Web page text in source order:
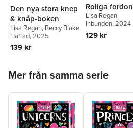
Den nya stora knep
& knåp-boken
Lisa Regan, Beccy Blake
Häftad, 2025
139 kr
Roliga fordon
Lisa Regan
Inbunden, 2024
129 kr
Mer från samma serie